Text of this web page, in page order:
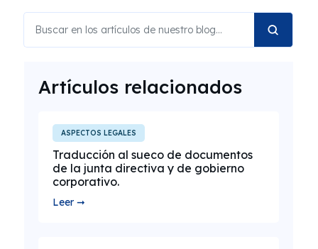
Artículos relacionados
ASPECTOS LEGALES
Traducción al sueco de documentos
de la junta directiva y de gobierno
corporativo.
Leer ➞